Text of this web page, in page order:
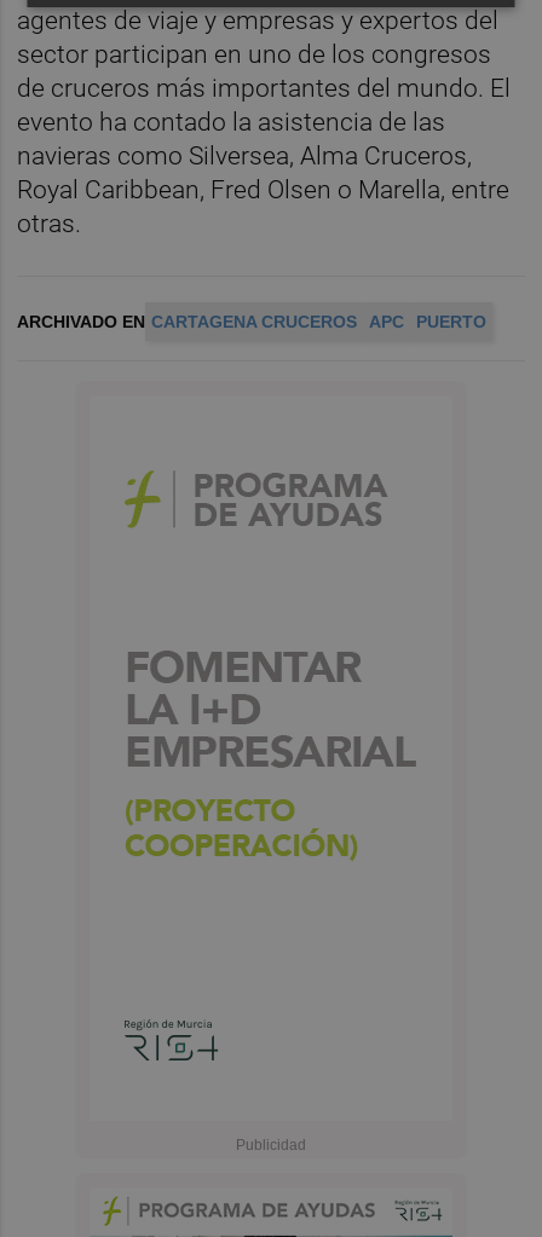
agentes de viaje y empresas y expertos del
sector participan en uno de los congresos
de cruceros más importantes del mundo. El
evento ha contado la asistencia de las
navieras como Silversea, Alma Cruceros,
Royal Caribbean, Fred Olsen o Marella, entre
otras.
ARCHIVADO EN CARTAGENA CRUCEROS APC PUERTO